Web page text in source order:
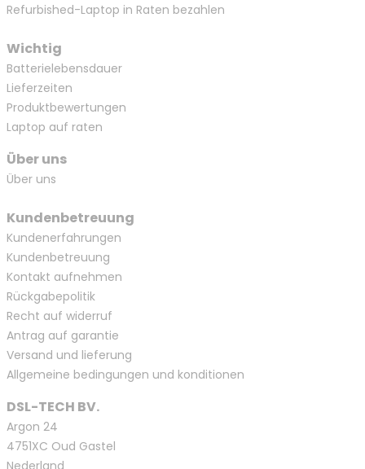
Refurbished-Laptop in Raten bezahlen
Wichtig
Batterielebensdauer
Lieferzeiten
Produktbewertungen
Laptop auf raten
Über uns
Über uns
Kundenbetreuung
Kundenerfahrungen
Kundenbetreuung
Kontakt aufnehmen
Rückgabepolitik
Recht auf widerruf
Antrag auf garantie
Versand und lieferung
Allgemeine bedingungen und konditionen
DSL-TECH BV.
Argon 24
4751XC Oud Gastel